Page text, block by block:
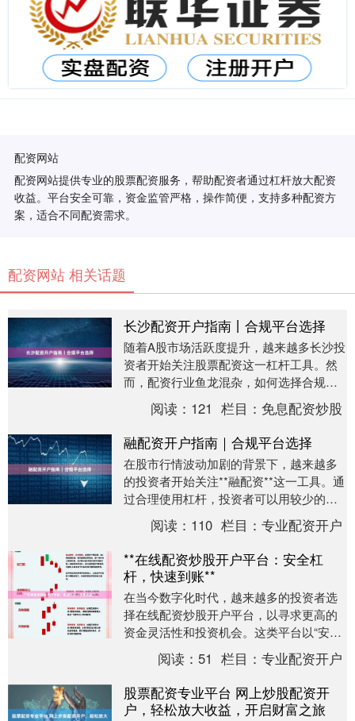
配资网站
配资网站提供专业的股票配资服务，帮助配资者通过杠杆放大配资
收益。平台安全可靠，资金监管严格，操作简便，支持多种配资方
案，适合不同配资需求。
配资网站 相关话题
长沙配资开户指南丨合规平台选择
随着A股市场活跃度提升，越来越多长沙投
资者开始关注股票配资这一杠杆工具。然
而，配资行业鱼龙混杂，如何选择合规平
台、安全开户成为首要问题。本文将为您
梳理长沙配资开....
阅读： 121 栏目： 免息配资炒股
融配资开户指南｜合规平台选择
在股市行情波动加剧的背景下，越来越多
的投资者开始关注**融配资**这一工具。通
过合理使用杠杆，投资者可以用较少的本
金撬动更大的资金量，放大收益空间。然
而，面对市....
阅读： 110 栏目：专业配资开户
**在线配资炒股开户平台：安全杠
杆，快速到账**
在当今数字化时代，越来越多的投资者选
择在线配资炒股开户平台，以寻求更高的
资金灵活性和投资机会。这类平台以“安全
杠杆免息配资炒股，快速到账”为核心优
势，吸引了大量....
阅读：51 栏目：专业配资开户
股票配资专业平台 网上炒股配资开
户，轻松放大收益，开启财富之旅